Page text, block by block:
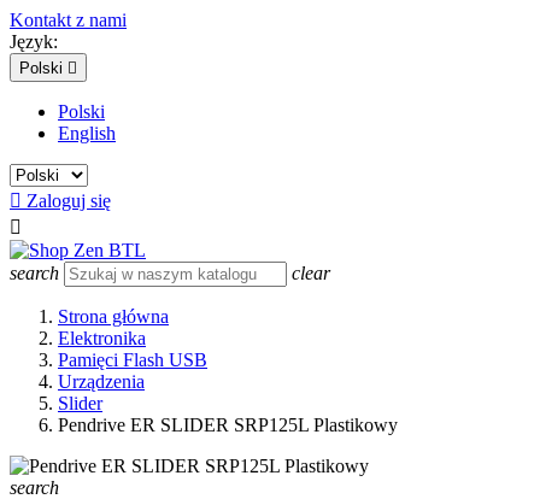
Kontakt z nami
Język:
Polski 
Polski
English
 Zaloguj się

search clear
Strona główna
Elektronika
Pamięci Flash USB
Urządzenia
Slider
Pendrive ER SLIDER SRP125L Plastikowy
search